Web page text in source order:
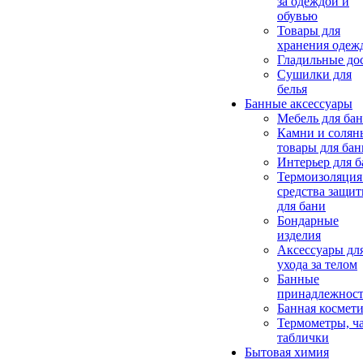
обувью
Товары для
хранения
Гладильные
Сушилки для
белья
Банные аксессуары
Мебель для
Камни и
товары для
Интерьер для
средства
для бани
Бондарные
изделия
Аксеcсуары
ухода за телом
Банные
Банная
Термометры,
таблички
Бытовая химия